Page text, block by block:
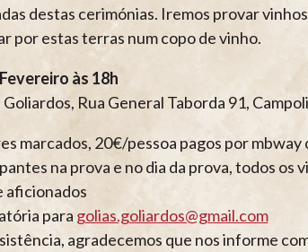
destas cerimónias. Iremos provar
por estas terras num copo de vinho.
às 18h
Goliardos, Rua General Taborda 91,
marcados, 20€/pessoa pagos por
na prova e no dia da prova, todos
aficionados
para golias.goliardos@gmail.com
agradecemos que nos informe